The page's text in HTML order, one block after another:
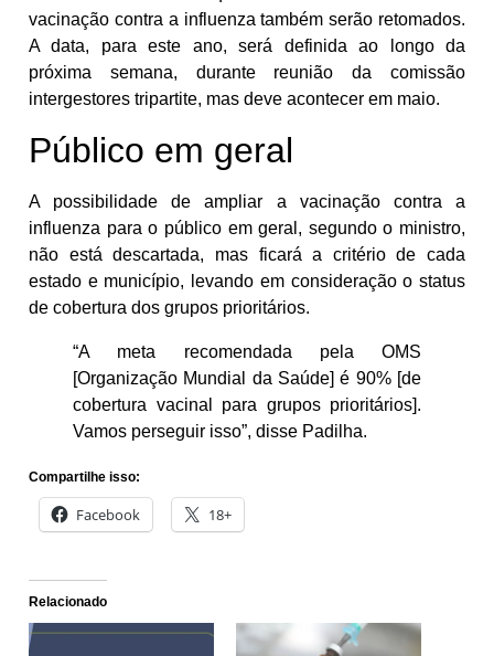
vacinação contra a influenza também serão retomados.
A data, para este ano, será definida ao longo da
próxima semana, durante reunião da comissão
intergestores tripartite, mas deve acontecer em maio.
Público em geral
A possibilidade de ampliar a vacinação contra a
influenza para o público em geral, segundo o ministro,
não está descartada, mas ficará a critério de cada
estado e município, levando em consideração o status
de cobertura dos grupos prioritários.
“A meta recomendada pela OMS
[Organização Mundial da Saúde] é 90% [de
cobertura vacinal para grupos prioritários].
Vamos perseguir isso”, disse Padilha.
Compartilhe isso:
Facebook 18+
Relacionado